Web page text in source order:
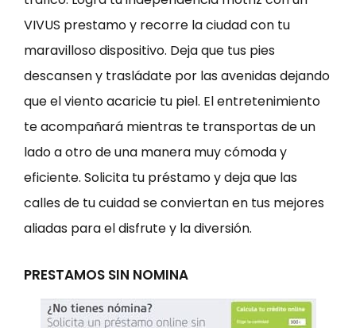
VIVUS prestamo y recorre la ciudad con tu
maravilloso dispositivo. Deja que tus pies
descansen y trasládate por las avenidas dejando
que el viento acaricie tu piel. El entretenimiento
te acompañará mientras te transportas de un
lado a otro de una manera muy cómoda y
eficiente. Solicita tu préstamo y deja que las
calles de tu cuidad se conviertan en tus mejores
aliadas para el disfrute y la diversión.
PRESTAMOS SIN NOMINA